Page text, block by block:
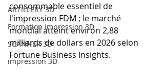
ARTILLERY 3D
Formation impression 3D
SCANNER 3D
impression 3D
consommable essentiel de
l'impression FDM ; le marché
mondial atteint environ 2,88
milliards de dollars en 2026 selon
Fortune Business Insights.